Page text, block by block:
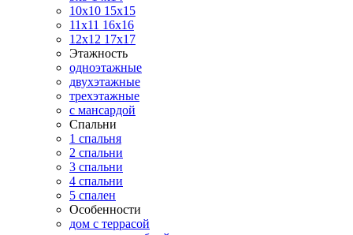
10х10 15х15
11x11 16х16
12х12 17х17
Этажность
одноэтажные
двухэтажные
трехэтажные
с мансардой
Спальни
1 спальня
2 спальни
3 спальни
4 спальни
5 спален
Особенности
дом с террасой